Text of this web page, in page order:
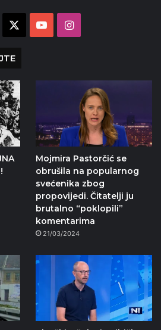
YouTubeInstagram
Mojmira Pastorčić se
obrušila na popularnog
svećenika zbog
propovijedi. Čitatelji ju
brutalno “poklopili”
komentarima
21/03/2024